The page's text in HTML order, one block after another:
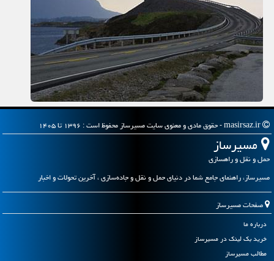
مسیرساز
حمل و نقل و راهسازی
مسیرساز، راهنمای جامع شما در دنیای حمل و نقل و جاده‌سازی ، آخرین تحولات و اخبار
صفحات مسیرساز
درباره ما
خرید بک لینک در مسیرساز
مطالب مسیرساز